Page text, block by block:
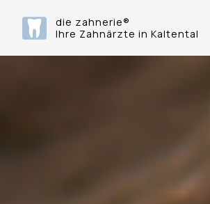
die zahnerie®
Ihre Zahnärzte in Kaltental